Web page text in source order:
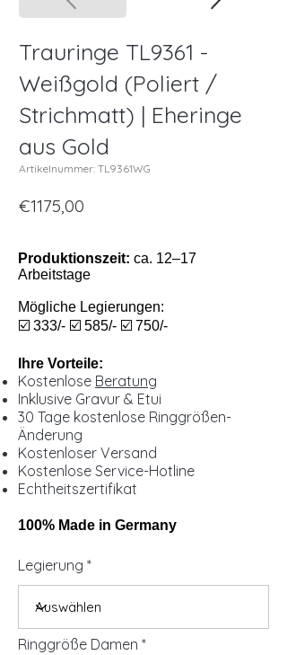
Trauringe TL9361 -
Weißgold (Poliert /
Strichmatt) | Eheringe
aus Gold
Artikelnummer: TL9361WG
€1175,00
Produktionszeit: ca. 12–17
Arbeitstage
Mögliche Legierungen:
☑️ 333/- ☑️ 585/- ☑️ 750/-
Ihre Vorteile:
Kostenlose Beratung
Inklusive Gravur & Etui
30 Tage kostenlose Ringgrößen-
Änderung
Kostenloser Versand
Kostenlose Service-Hotline
Echtheitszertifikat
100% Made in Germany
Legierung
Ringgröße Damen